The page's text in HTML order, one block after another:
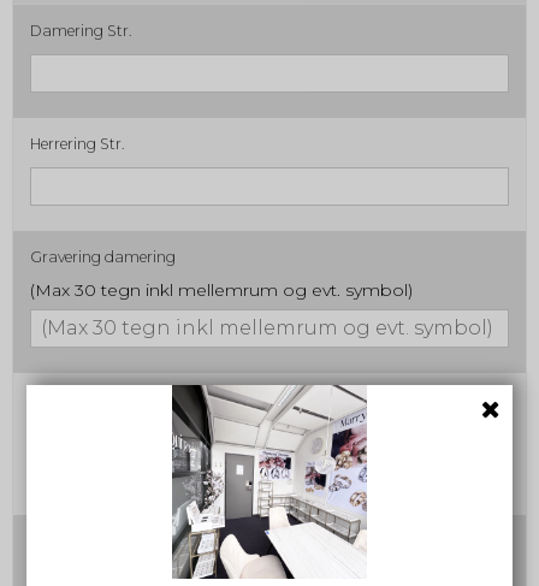
Damering Str.
Herrering Str.
Gravering damering
(Max 30 tegn inkl mellemrum og evt. symbol)
(Max 30 tegn inkl mellemrum og evt. symbol)
Skrifttype nr. samt evt. symbol
Ved valg af symbol, skriv gerne i parentes, hvor symbolet